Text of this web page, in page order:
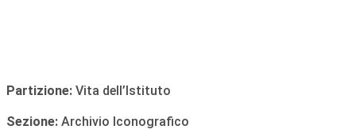
Partizione: Vita dell’Istituto
Sezione: Archivio Iconografico